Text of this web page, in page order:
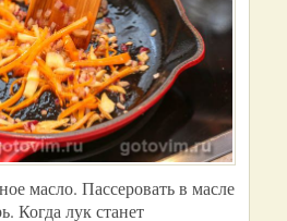
масло. Пассеровать в масле
Когда лук станет